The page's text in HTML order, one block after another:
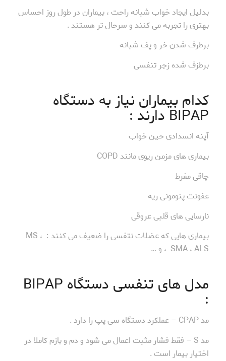
بدلیل ایجاد خواب شبانه راحت ، بیماران در طول روز احساس
بهتری را تجربه می کنند و سرحال تر هستند .
برطرف شدن خر و پف شبانه
برطزف شده زجر تنفسی
کدام بیماران نیاز به دستگاه
BIPAP دارند :
آپنه انسدادی حین خواب
بیماری های مزمن ریوی مانند COPD
چاقی مفرط
عفونت پنومونی ریه
نارسایی های قلبی عروقی
بیماری هایی که عضلات نتفسی را ضعیف می کنند : MS ،
SMA ، ALS ، و …
مدل های تنفسی دستگاه BIPAP
:
مد CPAP – عملکرد دستگاه سی پپ را دارد .
مد S – فقط فشار مثبت اعمال می شود و دم و بازم کاملا در
اختیار بیمار است .